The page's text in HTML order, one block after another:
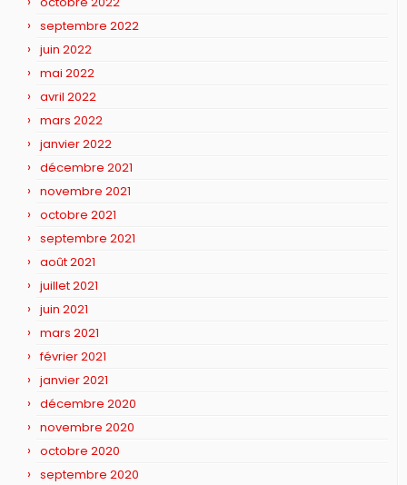
septembre 2022
juin 2022
mai 2022
avril 2022
mars 2022
janvier 2022
décembre 2021
novembre 2021
octobre 2021
septembre 2021
août 2021
juillet 2021
juin 2021
mars 2021
février 2021
janvier 2021
décembre 2020
novembre 2020
octobre 2020
septembre 2020